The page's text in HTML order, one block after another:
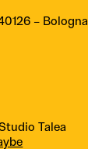
– Bologna
Talea